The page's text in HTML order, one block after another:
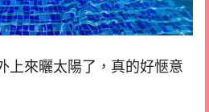
上來曬太陽了，真的好愜意